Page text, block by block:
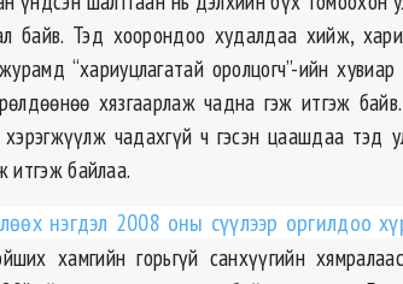
байв. Тэд хоорондоо худалдаа хийж,
“хариуцлагатай оролцогч”-ийн
хязгаарлаж чадна гэж итгэж
чадахгүй ч гэсэн цаашдаа тэд
итгэж байлаа.
нэгдэл 2008 оны сүүлээр оргилдоо
хамгийн горьгүй санхүүгийн